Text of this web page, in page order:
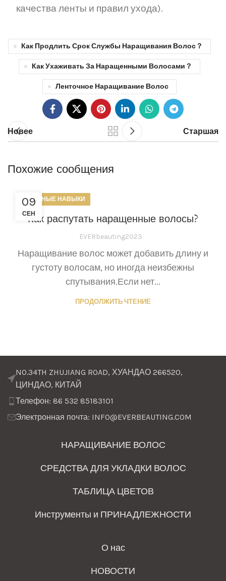
качества ленты и правил ухода).
Как Продлить Срок Службы Наращивания Волос？
Как Ухаживать За Наращенными Волосами？
Ленточное Наращивание Волос
Новее Старшая
Похожие сообщения
09
СЕН
ПОЛЕЗНЫЕ НАВЫКИ
Как распутать наращенные волосы?
EVERbeauting2023
Наращивание волос может добавить длину и
густоту волосам, но иногда неизбежны
спутывания.Если нет...
ПРОДОЛЖИТЬ ЧТЕНИЕ
NO.34TH ZHUJIANG ROAD, ХУАНДАО 266520,
ЦИНДАО, КИТАЙ
Телефон: 86 532 85183101
Электронная почта: INFO@EVERBEAUTING.COM
НАРАЩИВАНИЕ ВОЛОС
СРЕДСТВА ДЛЯ УКЛАДКИ ВОЛОС
ТАБЛИЦА ЦВЕТОВ
Инструменты и ПРИНАДЛЕЖНОСТИ
О нас
НОВОСТИ